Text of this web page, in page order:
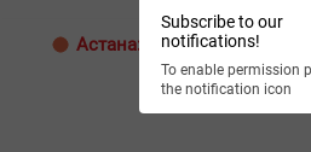
Subscribe to our
notifications!
To enable permission
the notification icon
Астана: 32°C Алматы: